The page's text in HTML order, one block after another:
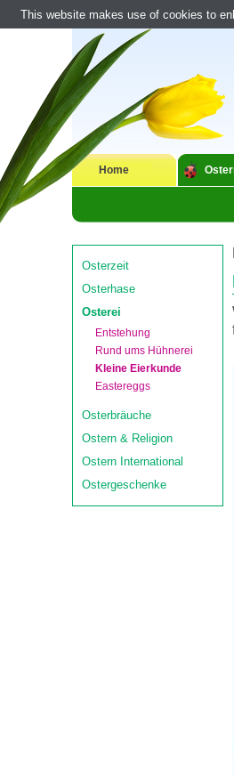
Home
Osterzeit
Osterhase
Osterei
Entstehung
Rund ums Hühnerei
Kleine Eierkunde
Eastereggs
Osterbräuche
Ostern & Religion
Ostern International
Ostergeschenke
This website makes use of cookies to